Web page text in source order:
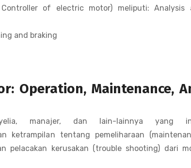
of electric motor) meliputi: Analysis
and braking
Operation, Maintenance,
manajer, dan lain-lainnya yang
ketrampilan tentang pemeliharaan
pelacakan kerusakan (trouble shooting) dari